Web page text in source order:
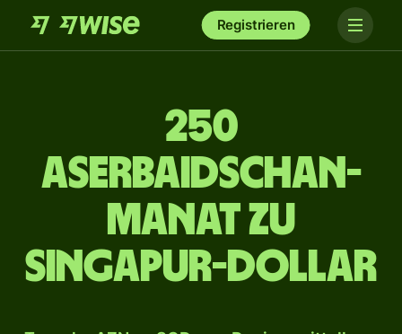
Registrieren
250
Aserbaidschan-
Manat zu
Singapur-Dollar